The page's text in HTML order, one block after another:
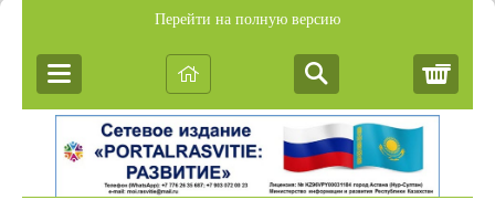
Перейти на полную версию